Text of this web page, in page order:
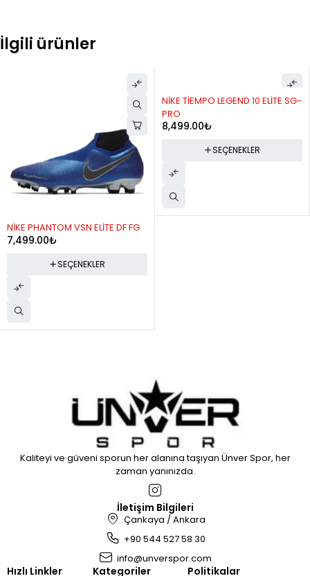
İlgili ürünler
NİKE PHANTOM VSN ELİTE DF FG
7,499.00₺
SEÇENEKLER
NİKE TİEMPO LEGEND 10 ELİTE SG-
PRO
8,499.00₺
SEÇENEKLER
Kaliteyi ve güveni sporun her alanına taşıyan Ünver Spor, her
zaman yanınızda.
Hızlı Linkler Kategoriler Politikalar
İletişim Bilgileri
Çankaya / Ankara
+90 544 527 58 30
info@unverspor.com